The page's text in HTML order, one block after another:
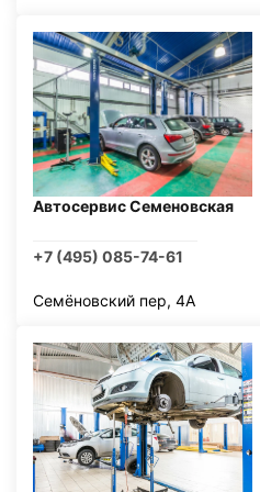
Автосервис Семеновская
+7 (495) 085-74-61
Семёновский пер, 4А